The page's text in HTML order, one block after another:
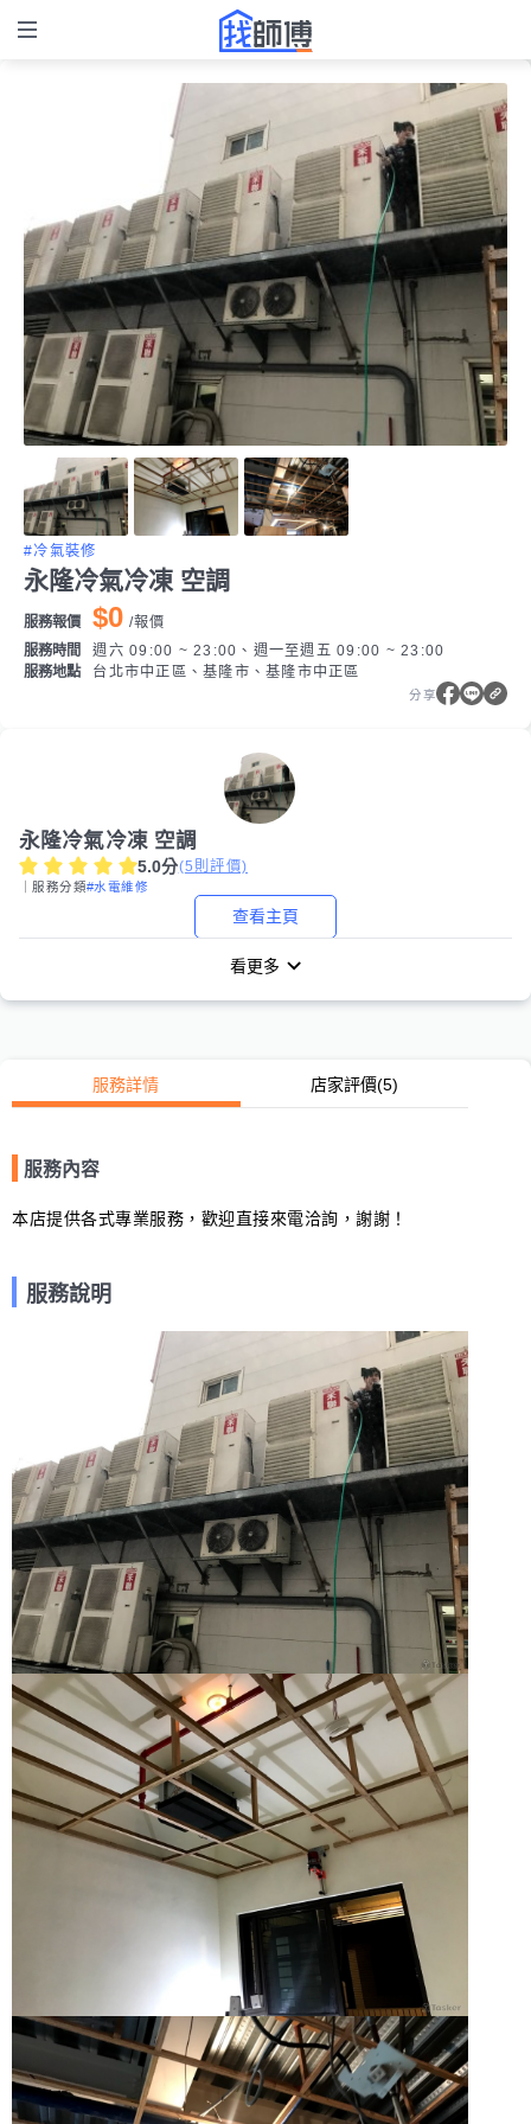
#冷氣裝修
永隆冷氣冷凍 空調
服務報價 $0 /報價
服務時間
週六 09:00 ~ 23:00、週一至週五 09:00 ~ 23:00
服務地點
台北市中正區、基隆市、基隆市中正區
分享
永隆冷氣冷凍 空調
5.0分(5 則評價)
｜服務分類#水電維修
查看主頁
看更多
服務詳情 店家評價(5)
服務內容
本店提供各式專業服務，歡迎直接來電洽詢，謝謝！
服務說明